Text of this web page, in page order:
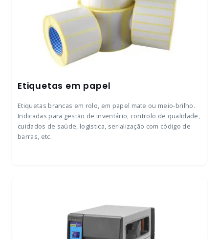
Etiquetas em papel
Etiquetas brancas em rolo, em papel mate ou meio-brilho.
Indicadas para gestão de inventário, controlo de qualidade,
cuidados de saúde, logística, serialização com código de
barras, etc.